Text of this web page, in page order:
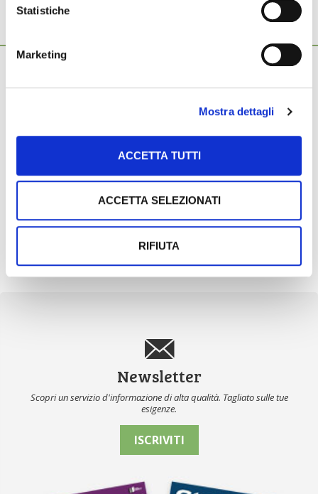
Statistiche
Marketing
Mostra dettagli
ACCETTA TUTTI
ACCETTA SELEZIONATI
RIFIUTA
12 Maggio 2026
agricoltura e innovazione energetica
Grande partecipazione e forte attenzione ai temi della
transizione energetica e dell’innovazione agricola al convegno
«Agrivoltaico avanzato e imprese agricole: […]
14 Aprile 2026
Ripristinate le risorse per la transizione
Dopo le forti pressioni del mondo produttivo, il Governo è
tornato sui suoi passi, ripristinando integralmente la
Newsletter
Scopri un servizio d'informazione di alta qualità. Tagliato sulle tue
esigenze.
ISCRIVITI